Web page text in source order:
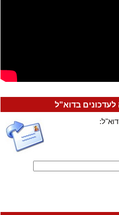
בדוא"ל